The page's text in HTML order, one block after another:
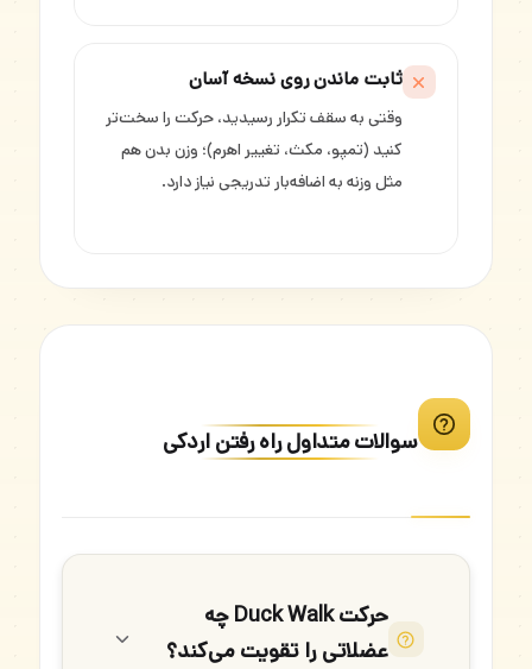
ثابت ماندن روی نسخه آسان
وقتی به سقف تکرار رسیدید، حرکت را سخت‌تر
کنید (تمپو، مکث، تغییر اهرم)؛ وزن بدن هم
مثل وزنه به اضافه‌بار تدریجی نیاز دارد.
سوالات متداول راه رفتن اردکی
حرکت Duck Walk چه
عضلاتی را تقویت می‌کند؟